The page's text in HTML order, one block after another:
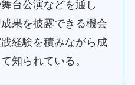
台公演などを通し
果を披露できる機会
経験を積みながら成
知られている。